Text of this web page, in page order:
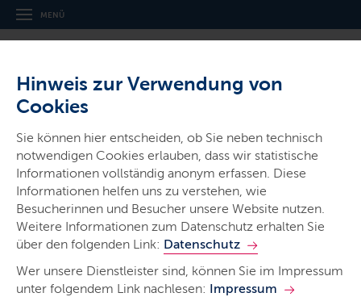
Hinweis zur Verwendung von
Cookies
Sie können hier entscheiden, ob Sie neben technisch
notwendigen Cookies erlauben, dass wir statistische
Informationen vollständig anonym erfassen. Diese
Informationen helfen uns zu verstehen, wie
Besucherinnen und Besucher unsere Website nutzen.
Weitere Informationen zum Datenschutz erhalten Sie
über den folgenden Link: Datenschutz
Wer unsere Dienstleister sind, können Sie im Impressum
unter folgendem Link nachlesen: Impressum
MENÜ
Start
Dein Weg in die Kita
Stellenbörse
Infos für Leitungen